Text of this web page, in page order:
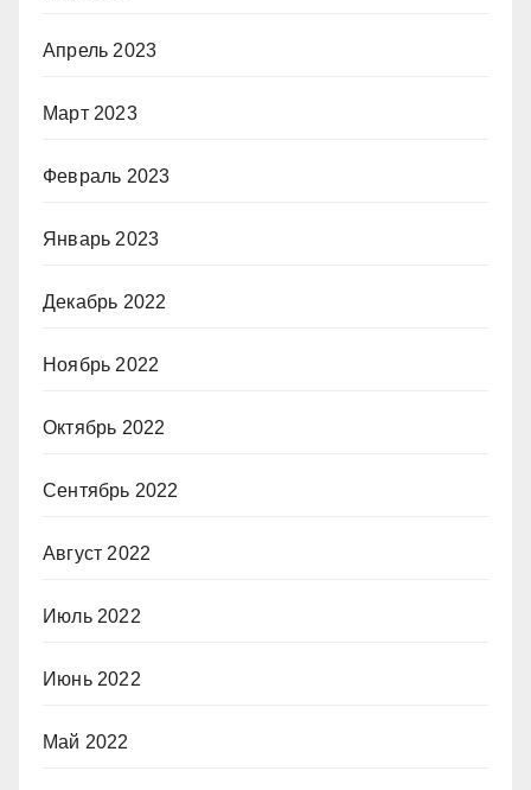
Апрель 2023
Март 2023
Февраль 2023
Январь 2023
Декабрь 2022
Ноябрь 2022
Октябрь 2022
Сентябрь 2022
Август 2022
Июль 2022
Июнь 2022
Май 2022